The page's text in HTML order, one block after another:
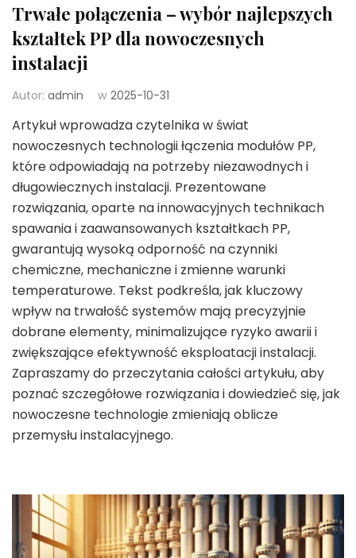
Trwałe połączenia – wybór najlepszych
kształtek PP dla nowoczesnych
instalacji
Autor: admin w 2025-10-31
Artykuł wprowadza czytelnika w świat
nowoczesnych technologii łączenia modułów PP,
które odpowiadają na potrzeby niezawodnych i
długowiecznych instalacji. Prezentowane
rozwiązania, oparte na innowacyjnych technikach
spawania i zaawansowanych kształtkach PP,
gwarantują wysoką odporność na czynniki
chemiczne, mechaniczne i zmienne warunki
temperaturowe. Tekst podkreśla, jak kluczowy
wpływ na trwałość systemów mają precyzyjnie
dobrane elementy, minimalizujące ryzyko awarii i
zwiększające efektywność eksploatacji instalacji.
Zapraszamy do przeczytania całości artykułu, aby
poznać szczegółowe rozwiązania i dowiedzieć się, jak
nowoczesne technologie zmieniają oblicze
przemysłu instalacyjnego.